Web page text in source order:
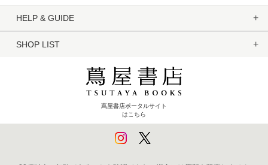
HELP & GUIDE
SHOP LIST
蔦屋書店ポータルサイト
はこちら